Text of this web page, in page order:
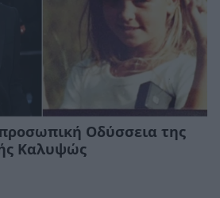
Οδύσσεια της
Καλυψώς